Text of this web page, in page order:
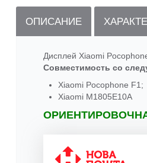
ОПИСАНИЕ
Дисплей Xiaomi
Совместимость со
Xiaomi Pocophone F1;
Xiaomi M1805E10A